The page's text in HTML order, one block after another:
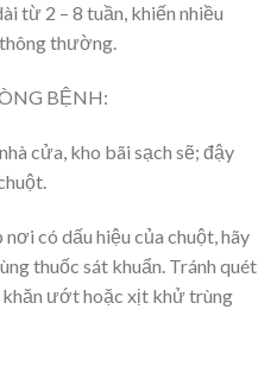
từ 2 – 8 tuần, khiến nhiều
thường.
BỆNH:
cửa, kho bãi sạch sẽ; đậy
nơi có dấu hiệu của chuột, hãy
thuốc sát khuẩn. Tránh quét
khăn ướt hoặc xịt khử trùng